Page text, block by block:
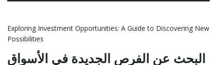
Exploring Investment Opportunities: A Guide to Discovering New
Possibilities
البحث عن الفرص الجديدة في الأسواق